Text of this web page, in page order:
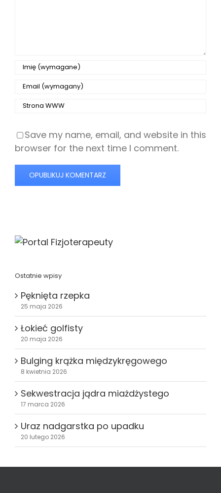
Save my name, email, and website in this
browser for the next time I comment.
Ostatnie wpisy
Pęknięta rzepka
25 maja 2026
Łokieć golfisty
20 maja 2026
Bulging krążka międzykręgowego
8 kwietnia 2026
Sekwestracja jądra miażdżystego
17 marca 2026
Uraz nadgarstka po upadku
20 lutego 2026